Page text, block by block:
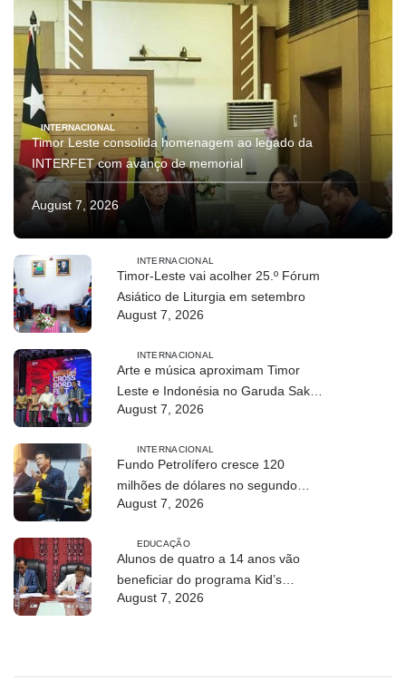
INTERNACIONAL
Timor Leste consolida homenagem ao legado da
INTERFET com avanço de memorial
August 7, 2026
INTERNACIONAL
Timor-Leste vai acolher 25.º Fórum
Asiático de Liturgia em setembro
August 7, 2026
INTERNACIONAL
Arte e música aproximam Timor
Leste e Indonésia no Garuda Sakti
Crossborder Fest 2026
August 7, 2026
INTERNACIONAL
Fundo Petrolífero cresce 120
milhões de dólares no segundo
trimestre
August 7, 2026
EDUCAÇÃO
Alunos de quatro a 14 anos vão
beneficiar do programa Kid’s
Athletics
August 7, 2026